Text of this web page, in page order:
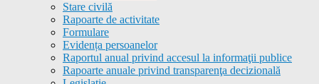
Stare civilă
Rapoarte de activitate
Formulare
Evidența persoanelor
Raportul anual privind accesul la informaţii publice
Rapoarte anuale privind transparenţa decizională